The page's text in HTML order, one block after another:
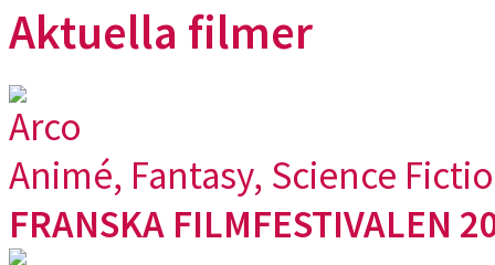
Aktuella filmer
Arco
Animé, Fantasy, Science
FRANSKA FILMFESTIVALEN